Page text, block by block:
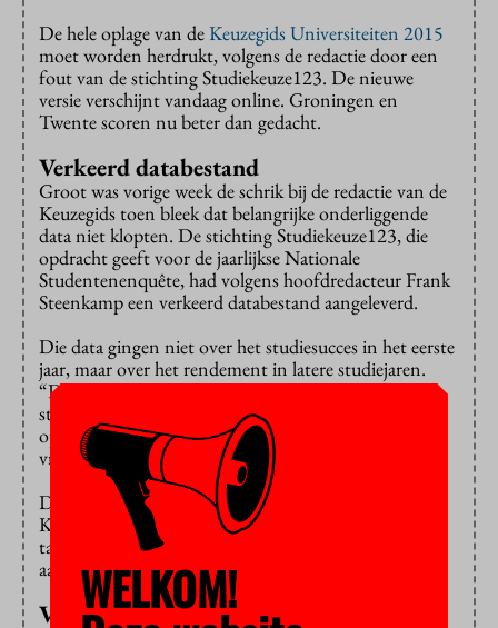
De hele oplage van deKeuzegids Universiteiten 2015
moet worden herdrukt, volgens de redactie door een
fout van de stichting Studiekeuze123. De nieuwe
versie verschijnt vandaag online. Groningen en
Twente scoren nu beter dan gedacht.
Verkeerd databestand
Groot was vorige week de schrik bij de redactie van de
Keuzegids toen bleek dat belangrijke onderliggende
data niet klopten. De stichting Studiekeuze123, die
opdracht geeft voor de jaarlijkse Nationale
Studentenenquête, had volgens hoofdredacteur Frank
Steenkamp een verkeerd databestand aangeleverd.
Die data gingen niet over het studiesucces in het eerste
jaar, maar over het rendement in latere studiejaren.
“Daardoor werden opleidingen met relatief meer
studievertraging te streng beoordeeld en gingen
opleidingen met veel afhakers in het eerste jaar juist
vrijuit”, aldus Steenkamp
Dat heeft zo veel gevolgen dat herdruk van de
Keuzegids de enige oplossing was. Hoofdstukken en
tabellen over de opleidingen moesten worden
aangepast, net als de instellingsranking.
VU toch onderaan
WELKOM!